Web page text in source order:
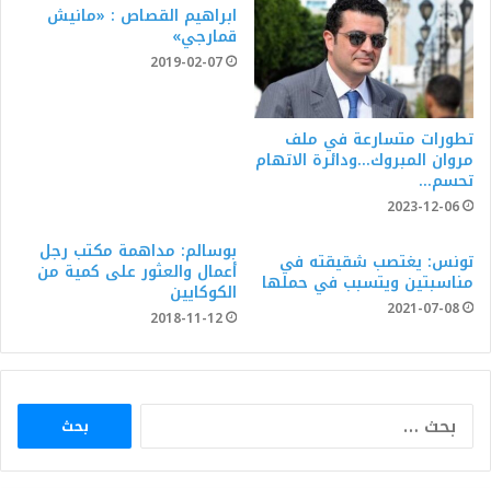
تطورات متسارعة في ملف
مروان المبروك…ودائرة الاتهام
تحسم…
2023-12-06
ابراهيم القصاص : «مانيش
قمارجي»
2019-02-07
تونس: يغتصب شقيقته في
مناسبتين ويتسبب في حملها
2021-07-08
بوسالم: مداهمة مكتب رجل
أعمال والعثور على كمية من
الكوكايين
2018-11-12
البحث